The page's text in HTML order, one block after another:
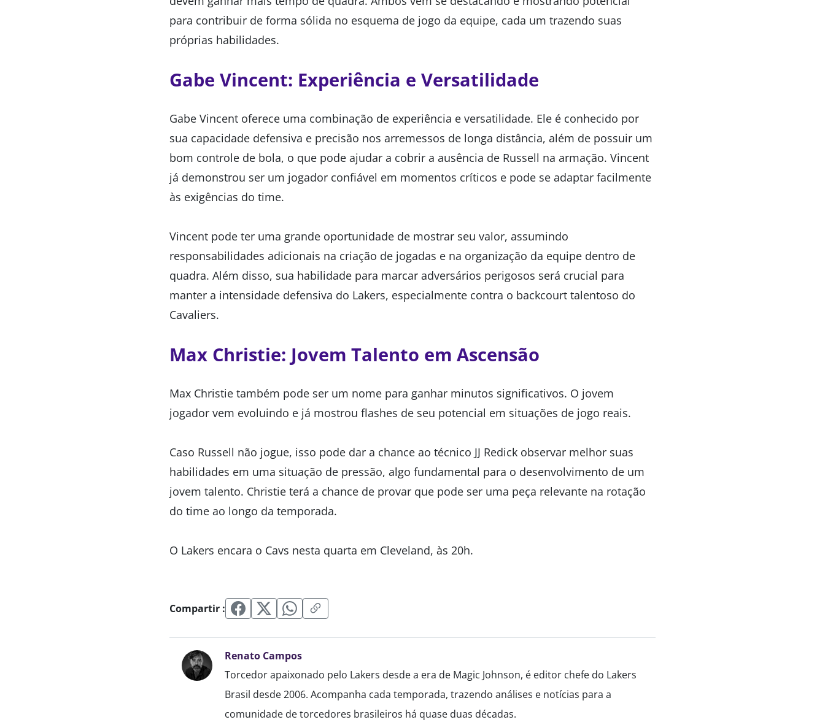
para contribuir de forma sólida no esquema de jogo da equipe, cada um trazendo suas
próprias habilidades.
Gabe Vincent: Experiência e Versatilidade
Gabe Vincent oferece uma combinação de experiência e versatilidade. Ele é conhecido por
sua capacidade defensiva e precisão nos arremessos de longa distância, além de possuir um
bom controle de bola, o que pode ajudar a cobrir a ausência de Russell na armação. Vincent
já demonstrou ser um jogador confiável em momentos críticos e pode se adaptar facilmente
às exigências do time.
Vincent pode ter uma grande oportunidade de mostrar seu valor, assumindo
responsabilidades adicionais na criação de jogadas e na organização da equipe dentro de
quadra. Além disso, sua habilidade para marcar adversários perigosos será crucial para
manter a intensidade defensiva do Lakers, especialmente contra o backcourt talentoso do
Cavaliers.
Max Christie: Jovem Talento em Ascensão
Max Christie também pode ser um nome para ganhar minutos significativos. O jovem
jogador vem evoluindo e já mostrou flashes de seu potencial em situações de jogo reais.
Caso Russell não jogue, isso pode dar a chance ao técnico JJ Redick observar melhor suas
habilidades em uma situação de pressão, algo fundamental para o desenvolvimento de um
jovem talento. Christie terá a chance de provar que pode ser uma peça relevante na rotação
do time ao longo da temporada.
O Lakers encara o Cavs nesta quarta em Cleveland, às 20h.
Compartir :
Renato Campos
Torcedor apaixonado pelo Lakers desde a era de Magic Johnson, é editor chefe do Lakers
Brasil desde 2006. Acompanha cada temporada, trazendo análises e notícias para a
comunidade de torcedores brasileiros há quase duas décadas.